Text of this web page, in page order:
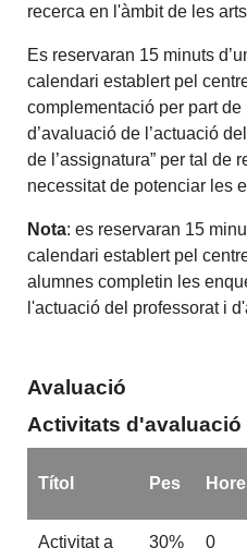
recerca en l'àmbit de les
Es reservaran 15 minuts
calendari establert pel
complementació per part
d’avaluació de l’actuació
de l’assignatura” per tal de
necessitat de potenciar les
Nota: es reservaran 15
calendari establert pel
alumnes completin les
l'actuació del professorat i
Avaluació
Activitats
Títol Pes
Activitat a
30% 0